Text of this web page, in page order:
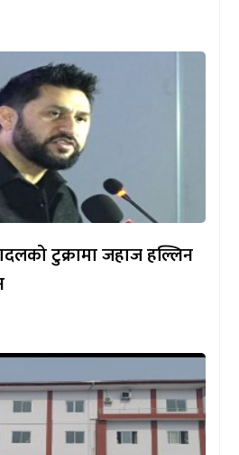
टुक्रामा जहाज हल्लिन